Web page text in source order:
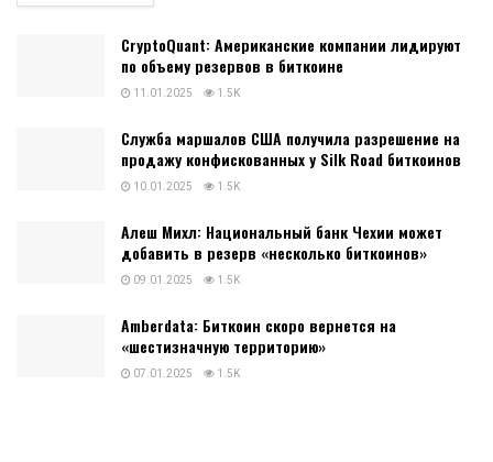
CryptoQuant: Американские компании лидируют
по объему резервов в биткоине
11.01.2025 1.5K
Служба маршалов США получила разрешение на
продажу конфискованных у Silk Road биткоинов
10.01.2025 1.5K
Алеш Михл: Национальный банк Чехии может
добавить в резерв «несколько биткоинов»
09.01.2025 1.5K
Amberdata: Биткоин скоро вернется на
«шестизначную территорию»
07.01.2025 1.5K